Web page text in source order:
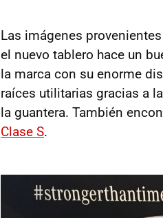
Las imágenes
el nuevo tablero hace un
la marca con su enorme
raíces utilitarias gracias a
la guantera. También
Clase S.